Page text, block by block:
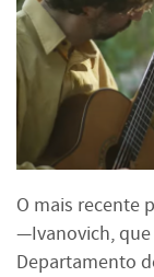
O mais recente
—Ivanovich, que
Departamento